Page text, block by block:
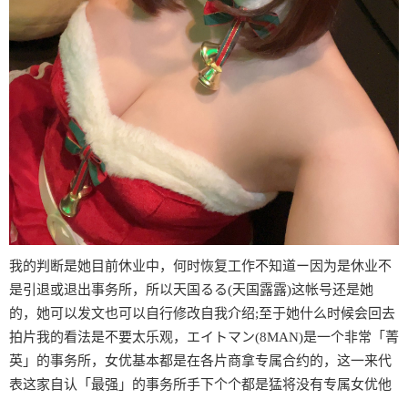
我的判断是她目前休业中，何时恢复工作不知道ー因为是休业不
是引退或退出事务所，所以天国るる(天国露露)这帐号还是她
的，她可以发文也可以自行修改自我介绍;至于她什么时候会回去
拍片我的看法是不要太乐观，エイトマン(8MAN)是一个非常「菁
英」的事务所，女优基本都是在各片商拿专属合约的，这一来代
表这家自认「最强」的事务所手下个个都是猛将没有专属女优他